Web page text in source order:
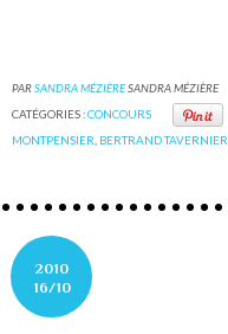
PARSANDRA MÉZIÈRESANDRA MÉZIÈRE
CATÉGORIES :CONCOURS
MONTPENSIER BERTRAND TAVERNIER
2010
16/10